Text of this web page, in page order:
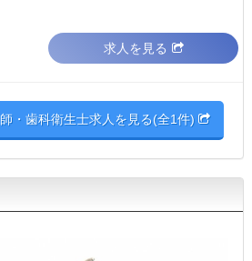
求人を見る
・歯科衛生士求人を見る(全1件)